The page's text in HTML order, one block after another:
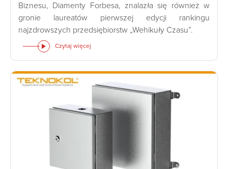
Biznesu, Diamenty Forbesa, znalazła się również w
gronie laureatów pierwszej edycji rankingu
najzdrowszych przedsiębiorstw „Wehikuły Czasu”.
Czytaj więcej